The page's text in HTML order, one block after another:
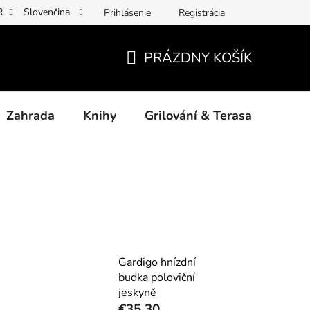
osobních údajů Povinné informace a odkazy ÚKZÚZ
Slovenčina Prihlásenie Registrácia
KOŠÍK
PRÁZDNY KOŠÍK
Zahrada Knihy Grilování & Terasa
Gardigo hnízdní
budka poloviční
jeskyně